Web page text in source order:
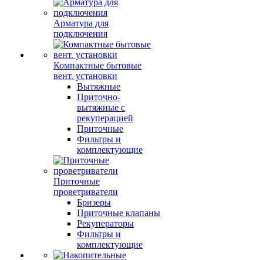
Арматура для
подключения
Компактные бытовые
вент. установки
Вытяжные
Приточно-
вытяжные с
рекуперацией
Приточные
Фильтры и
комплектующие
Приточные
проветриватели
Бризеры
Приточные клапаны
Рекуператоры
Фильтры и
комплектующие